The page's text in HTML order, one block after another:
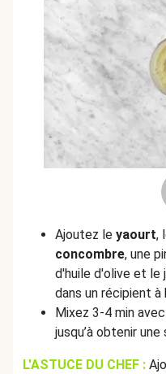
Ajoutez le yaourt,
concombre, une
d'huile d'olive et le
dans un récipient à
Mixez 3-4 min
jusqu’à obtenir
L'ASTUCE DU CHEF :